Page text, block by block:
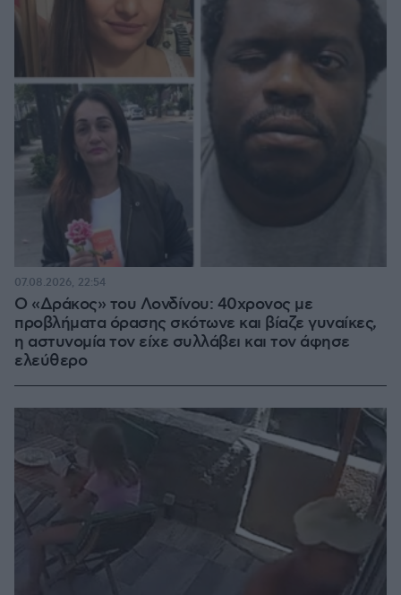
Ο «Δράκος» του Λονδίνου: 40χρονος με
προβλήματα όρασης σκότωνε και βίαζε γυναίκες,
η αστυνομία τον είχε συλλάβει και τον άφησε
ελεύθερο
07.08.2026, 22:54